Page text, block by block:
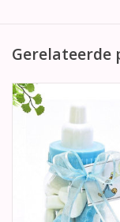
Gerelateerde